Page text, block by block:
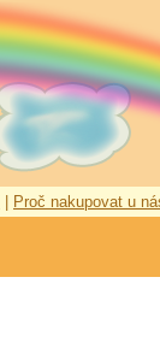
Proč nakupovat u